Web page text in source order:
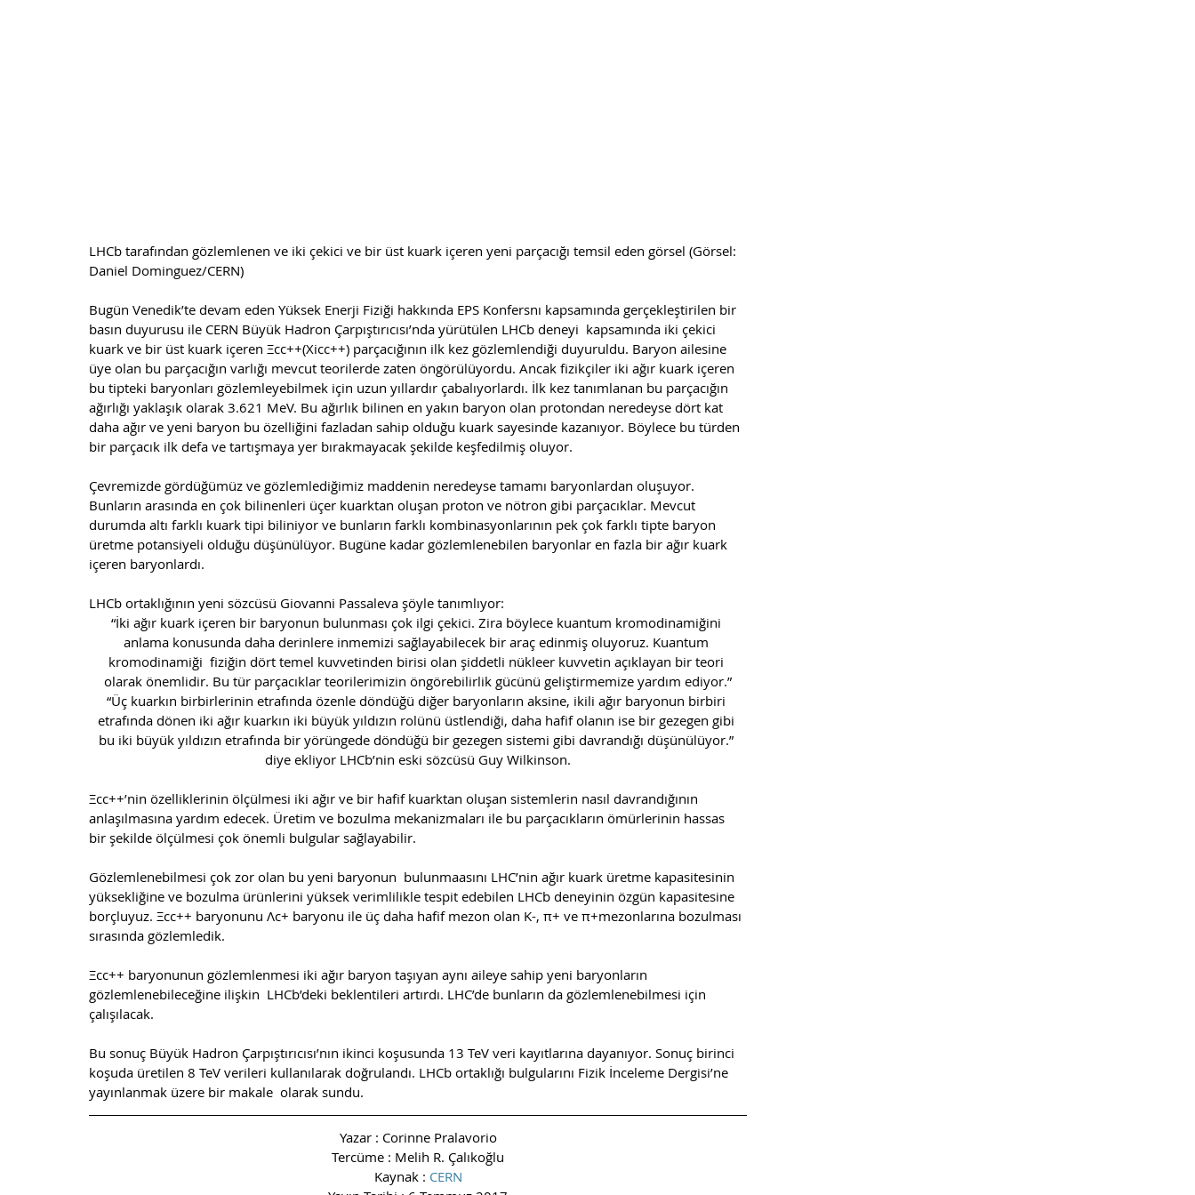
LHCb tarafından gözlemlenen ve iki çekici ve bir üst kuark içeren yeni parçacığı temsil eden görsel (Görsel:
Daniel Dominguez/CERN)
Bugün Venedik’te devam eden Yüksek Enerji Fiziği hakkında EPS Konfersnı kapsamında gerçekleştirilen bir
basın duyurusu ile CERN Büyük Hadron Çarpıştırıcısı’nda yürütülen LHCb deneyi  kapsamında iki çekici
kuark ve bir üst kuark içeren Ξcc++(Xicc++) parçacığının ilk kez gözlemlendiği duyuruldu. Baryon ailesine
üye olan bu parçacığın varlığı mevcut teorilerde zaten öngörülüyordu. Ancak fizikçiler iki ağır kuark içeren
bu tipteki baryonları gözlemleyebilmek için uzun yıllardır çabalıyorlardı. İlk kez tanımlanan bu parçacığın
ağırlığı yaklaşık olarak 3.621 MeV. Bu ağırlık bilinen en yakın baryon olan protondan neredeyse dört kat
daha ağır ve yeni baryon bu özelliğini fazladan sahip olduğu kuark sayesinde kazanıyor. Böylece bu türden
bir parçacık ilk defa ve tartışmaya yer bırakmayacak şekilde keşfedilmiş oluyor.
Çevremizde gördüğümüz ve gözlemlediğimiz maddenin neredeyse tamamı baryonlardan oluşuyor.
Bunların arasında en çok bilinenleri üçer kuarktan oluşan proton ve nötron gibi parçacıklar. Mevcut
durumda altı farklı kuark tipi biliniyor ve bunların farklı kombinasyonlarının pek çok farklı tipte baryon
üretme potansiyeli olduğu düşünülüyor. Bugüne kadar gözlemlenebilen baryonlar en fazla bir ağır kuark
içeren baryonlardı.
LHCb ortaklığının yeni sözcüsü Giovanni Passaleva şöyle tanımlıyor:
“İki ağır kuark içeren bir baryonun bulunması çok ilgi çekici. Zira böylece kuantum kromodinamiğini
anlama konusunda daha derinlere inmemizi sağlayabilecek bir araç edinmiş oluyoruz. Kuantum
kromodinamiği  fiziğin dört temel kuvvetinden birisi olan şiddetli nükleer kuvvetin açıklayan bir teori
olarak önemlidir. Bu tür parçacıklar teorilerimizin öngörebilirlik gücünü geliştirmemize yardım ediyor.”
“Üç kuarkın birbirlerinin etrafında özenle döndüğü diğer baryonların aksine, ikili ağır baryonun birbiri
etrafında dönen iki ağır kuarkın iki büyük yıldızın rolünü üstlendiği, daha hafif olanın ise bir gezegen gibi
bu iki büyük yıldızın etrafında bir yörüngede döndüğü bir gezegen sistemi gibi davrandığı düşünülüyor.”
diye ekliyor LHCb’nin eski sözcüsü Guy Wilkinson.
Ξcc++’nin özelliklerinin ölçülmesi iki ağır ve bir hafif kuarktan oluşan sistemlerin nasıl davrandığının
anlaşılmasına yardım edecek. Üretim ve bozulma mekanizmaları ile bu parçacıkların ömürlerinin hassas
bir şekilde ölçülmesi çok önemli bulgular sağlayabilir.
Gözlemlenebilmesi çok zor olan bu yeni baryonun  bulunmaasını LHC’nin ağır kuark üretme kapasitesinin
yüksekliğine ve bozulma ürünlerini yüksek verimlilikle tespit edebilen LHCb deneyinin özgün kapasitesine
borçluyuz. Ξcc++ baryonunu Λc+ baryonu ile üç daha hafif mezon olan K-, π+ ve π+mezonlarına bozulması
sırasında gözlemledik.
Ξcc++ baryonunun gözlemlenmesi iki ağır baryon taşıyan aynı aileye sahip yeni baryonların
gözlemlenebileceğine ilişkin  LHCb’deki beklentileri artırdı. LHC’de bunların da gözlemlenebilmesi için
çalışılacak.
Bu sonuç Büyük Hadron Çarpıştırıcısı’nın ikinci koşusunda 13 TeV veri kayıtlarına dayanıyor. Sonuç birinci
koşuda üretilen 8 TeV verileri kullanılarak doğrulandı. LHCb ortaklığı bulgularını Fizik İnceleme Dergisi’ne
yayınlanmak üzere bir makale  olarak sundu.
Yazar : Corinne Pralavorio
Tercüme : Melih R. Çalıkoğlu
Kaynak : CERN